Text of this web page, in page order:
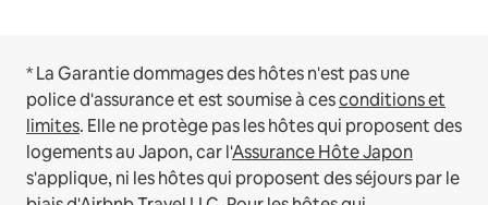
* La Garantie dommages des hôtes n'est pas une
police d'assurance et est soumise à cesconditions et
limites. Elle ne protège pas les hôtes qui proposent des
logements au Japon, car l'Assurance Hôte Japon
s'applique, ni les hôtes qui proposent des séjours par le